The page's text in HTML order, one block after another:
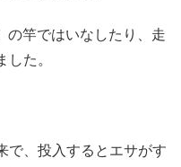
の竿ではいなしたり、走
た。
で、投入するとエサがす